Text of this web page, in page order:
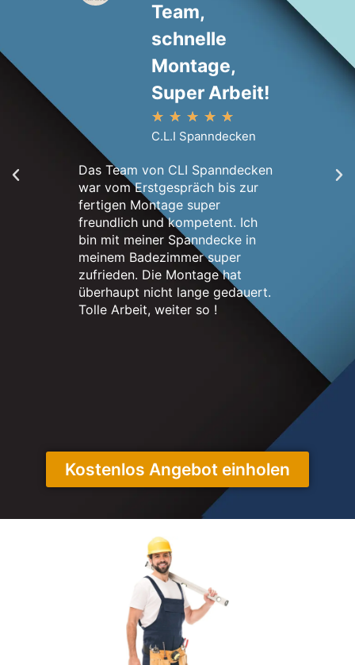
Team,
schnelle
Montage,
Super Arbeit!
★ ★ ★ ★ ★
C.L.I Spanndecken
Das Team von CLI Spanndecken
war vom Erstgespräch bis zur
fertigen Montage super
freundlich und kompetent. Ich
bin mit meiner Spanndecke in
meinem Badezimmer super
zufrieden. Die Montage hat
überhaupt nicht lange gedauert.
Tolle Arbeit, weiter so !
Kostenlos Angebot einholen